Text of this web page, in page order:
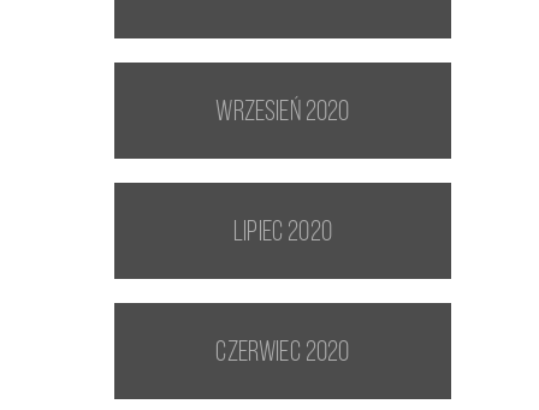
wrzesień 2020
lipiec 2020
czerwiec 2020